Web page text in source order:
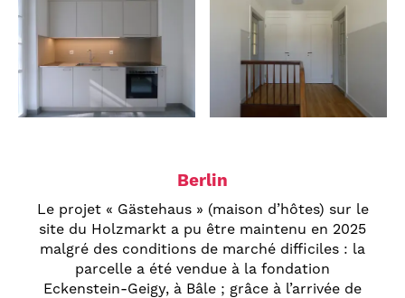
Berlin
Le projet « Gästehaus » (maison d’hôtes) sur le
site du Holzmarkt a pu être maintenu en 2025
malgré des conditions de marché difficiles : la
parcelle a été vendue à la fondation
Eckenstein-Geigy, à Bâle ; grâce à l’arrivée de